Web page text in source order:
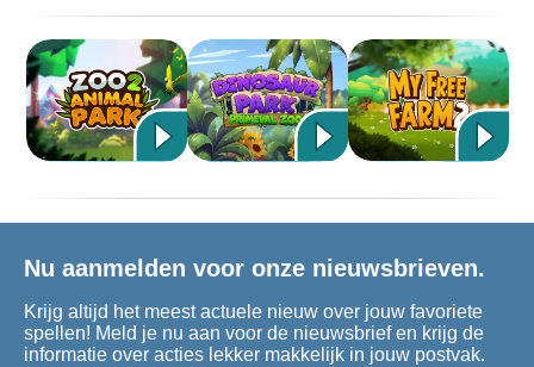
Nu aanmelden voor onze nieuwsbrieven.
Krijg altijd het meest actuele nieuw over jouw favoriete
spellen! Meld je nu aan voor de nieuwsbrief en krijg de
informatie over acties lekker makkelijk in jouw postvak.